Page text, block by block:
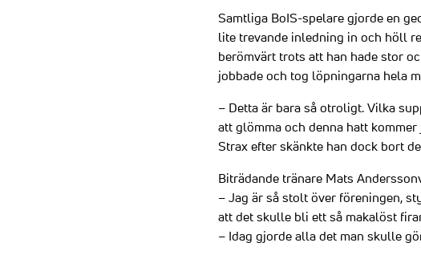
Samtliga BoIS-spelare gjorde en
lite trevande inledning in och höll
berömvärt trots att han hade stor
jobbade och tog löpningarna hela
– Detta är bara så otroligt. Vilka
att glömma och denna hatt
Strax efter skänkte han dock bort
Biträdande tränare Mats
– Jag är så stolt över föreningen,
att det skulle bli ett så makalöst
– Idag gjorde alla det man skulle